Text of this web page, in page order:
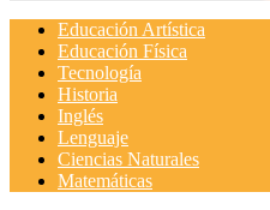
Educación Artística
Educación Física
Tecnología
Historia
Inglés
Lenguaje
Ciencias Naturales
Matemáticas